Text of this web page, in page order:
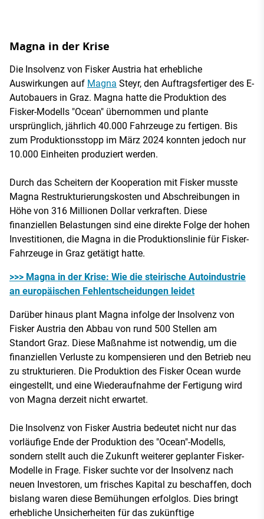
Magna in der Krise
Die Insolvenz von Fisker Austria hat erhebliche
Auswirkungen auf Magna Steyr, den Auftragsfertiger des E-
Autobauers in Graz. Magna hatte die Produktion des
Fisker-Modells "Ocean" übernommen und plante
ursprünglich, jährlich 40.000 Fahrzeuge zu fertigen. Bis
zum Produktionsstopp im März 2024 konnten jedoch nur
10.000 Einheiten produziert werden​​.
Durch das Scheitern der Kooperation mit Fisker musste
Magna Restrukturierungskosten und Abschreibungen in
Höhe von 316 Millionen Dollar verkraften. Diese
finanziellen Belastungen sind eine direkte Folge der hohen
Investitionen, die Magna in die Produktionslinie für Fisker-
Fahrzeuge in Graz getätigt hatte​.
>>> Magna in der Krise: Wie die steirische Autoindustrie
an europäischen Fehlentscheidungen leidet
Darüber hinaus plant Magna infolge der Insolvenz von
Fisker Austria den Abbau von rund 500 Stellen am
Standort Graz. Diese Maßnahme ist notwendig, um die
finanziellen Verluste zu kompensieren und den Betrieb neu
zu strukturieren​. Die Produktion des Fisker Ocean wurde
eingestellt, und eine Wiederaufnahme der Fertigung wird
von Magna derzeit nicht erwartet​.
Die Insolvenz von Fisker Austria bedeutet nicht nur das
vorläufige Ende der Produktion des "Ocean"-Modells,
sondern stellt auch die Zukunft weiterer geplanter Fisker-
Modelle in Frage. Fisker suchte vor der Insolvenz nach
neuen Investoren, um frisches Kapital zu beschaffen, doch
bislang waren diese Bemühungen erfolglos. Dies bringt
erhebliche Unsicherheiten für das zukünftige